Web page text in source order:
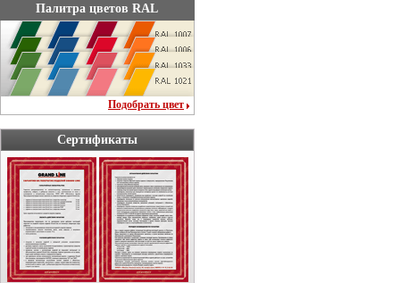
Палитра цветов RAL
Подобрать цвет
Сертификаты